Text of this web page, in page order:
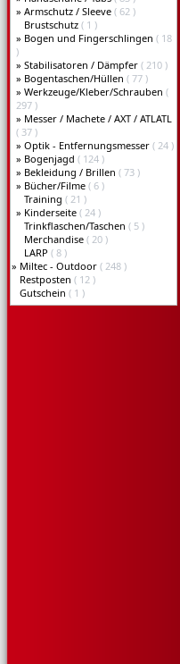
» Armschutz / Sleeve ( 62 )
Brustschutz ( 1 )
» Bogen und Fingerschlingen ( 18
)
» Stabilisatoren / Dämpfer ( 210 )
» Bogentaschen/Hüllen ( 77 )
» Werkzeuge/Kleber/Schrauben (
297 )
» Messer / Machete / AXT / ATLATL
( 37 )
» Optik - Entfernungsmesser ( 24 )
» Bogenjagd ( 124 )
» Bekleidung / Brillen ( 73 )
» Bücher/Filme ( 6 )
Training ( 21 )
» Kinderseite ( 24 )
Trinkflaschen/Taschen ( 5 )
Merchandise ( 20 )
LARP ( 8 )
» Miltec - Outdoor ( 248 )
Restposten ( 12 )
Gutschein ( 1 )